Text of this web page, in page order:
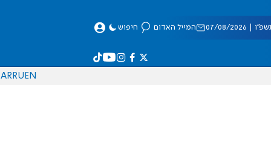
08/2026 המייל האדום חיפוש
EN
RU
AR